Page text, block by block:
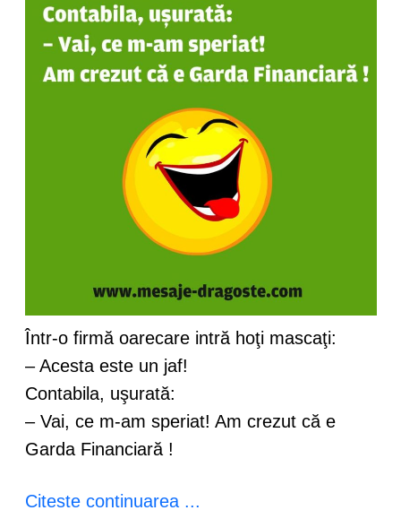
Într-o firmă oarecare intră hoţi mascaţi:
– Acesta este un jaf!
Contabila, uşurată:
– Vai, ce m-am speriat! Am crezut că e
Garda Financiară !
Citeste continuarea ...